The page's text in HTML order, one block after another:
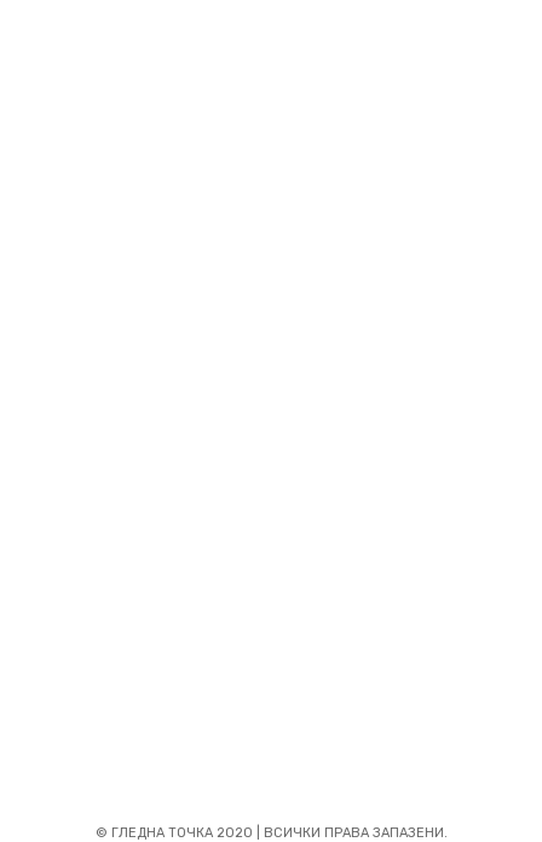
© ГЛЕДНА ТОЧКА 2020 | ВСИЧКИ ПРАВА ЗАПАЗЕНИ.